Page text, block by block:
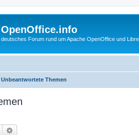
OpenOffice.info
deutsches Forum rund um Apache OpenOffice und
Unbeantwortete Themen
Suche